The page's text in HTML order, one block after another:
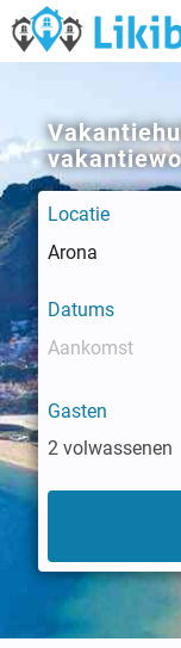
Locatie
Datums
Gasten
2 volwassenen